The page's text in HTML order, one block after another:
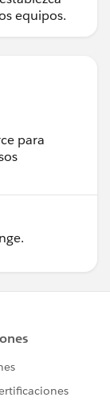
equipos.
para